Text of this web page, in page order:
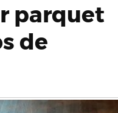
parquet
de